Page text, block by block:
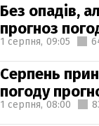
Без опадів,
прогноз
1 серпня, 09:05
Серпень
погоду
1 серпня, 08:00